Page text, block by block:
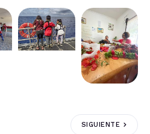
SIGUIENTE